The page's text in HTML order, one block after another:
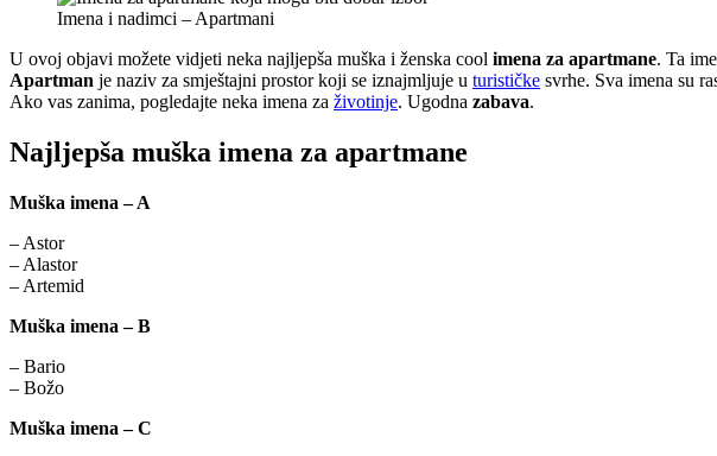
Imena i nadimci – Apartmani
U ovoj objavi možete vidjeti neka najljepša muška i ženska cool imena za apartmane. Ta
Apartman je naziv za smještajni prostor koji se iznajmljuje u turističke svrhe. Sva imena su
Ako vas zanima, pogledajte neka imena za životinje. Ugodna zabava.
Najljepša muška imena za apartmane
Muška imena – A
– Astor
– Alastor
– Artemid
Muška imena – B
– Bario
– Božo
Muška imena – C